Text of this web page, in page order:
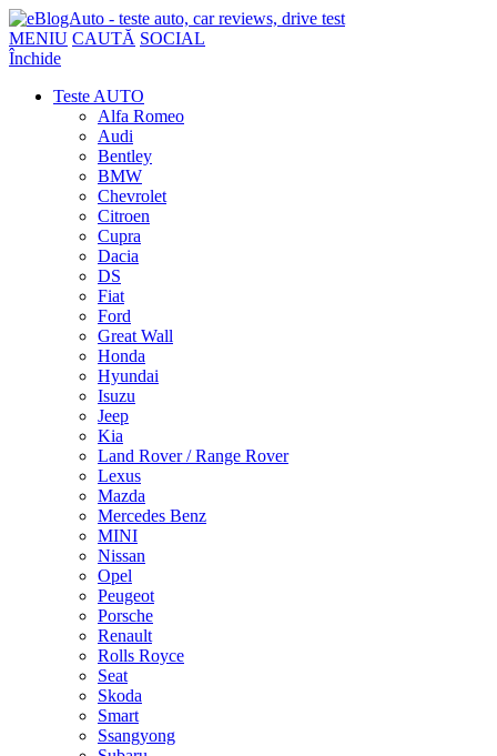
MENIU CAUTĂ SOCIAL
Închide
Teste AUTO
Alfa Romeo
Audi
Bentley
BMW
Chevrolet
Citroen
Cupra
Dacia
DS
Fiat
Ford
Great Wall
Honda
Hyundai
Isuzu
Jeep
Kia
Land Rover / Range Rover
Lexus
Mazda
Mercedes Benz
MINI
Nissan
Opel
Peugeot
Porsche
Renault
Rolls Royce
Seat
Skoda
Smart
Ssangyong